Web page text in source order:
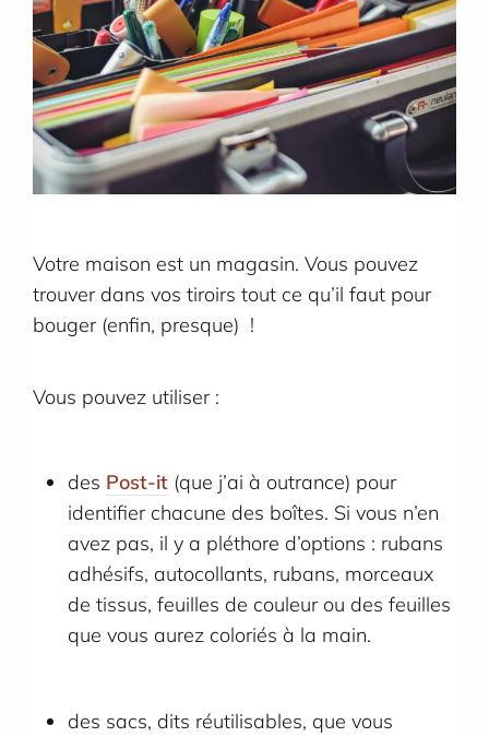
Votre maison est un magasin. Vous pouvez
trouver dans vos tiroirs tout ce qu’il faut pour
bouger (enfin, presque) !
Vous pouvez utiliser :
des Post-it (que j’ai à outrance) pour
identifier chacune des boîtes. Si vous n’en
avez pas, il y a pléthore d’options : rubans
adhésifs, autocollants, rubans, morceaux
de tissus, feuilles de couleur ou des feuilles
que vous aurez coloriés à la main.
des sacs, dits réutilisables, que vous